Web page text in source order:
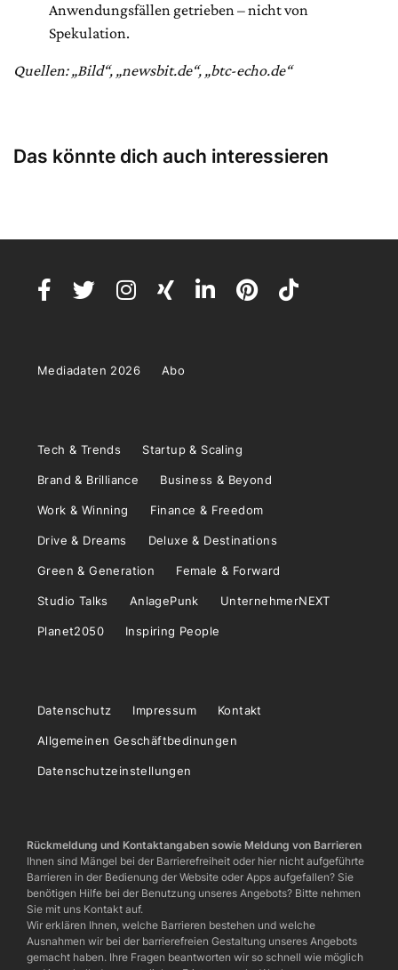
Anwendungsfällen getrieben – nicht von
Spekulation.
Quellen: „Bild“, „newsbit.de“, „btc-echo.de“
Das könnte dich auch interessieren
Mediadaten 2026 Abo
Tech & Trends Startup & Scaling
Brand & Brilliance Business & Beyond
Work & Winning Finance & Freedom
Drive & Dreams Deluxe & Destinations
Green & Generation Female & Forward
Studio Talks AnlagePunk UnternehmerNEXT
Planet2050 Inspiring People
Datenschutz Impressum Kontakt
Allgemeinen Geschäftbedinungen
Datenschutzeinstellungen
Rückmeldung und Kontaktangaben sowie Meldung von Barrieren
Ihnen sind Mängel bei der Barrierefreiheit oder hier nicht aufgeführte
Barrieren in der Bedienung der Website oder Apps aufgefallen? Sie
benötigen Hilfe bei der Benutzung unseres Angebots? Bitte nehmen
Sie mit uns Kontakt auf.
Wir erklären Ihnen, welche Barrieren bestehen und welche
Ausnahmen wir bei der barrierefreien Gestaltung unseres Angebots
gemacht haben. Ihre Fragen beantworten wir so schnell wie möglich